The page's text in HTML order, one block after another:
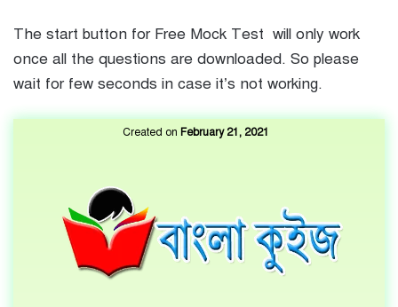
The start button for Free Mock Test will only work
once all the questions are downloaded. So please
wait for few seconds in case it’s not working.
Created on February 21, 2021